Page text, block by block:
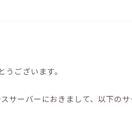
ございます。
ーバーにおきまして、以下のサ